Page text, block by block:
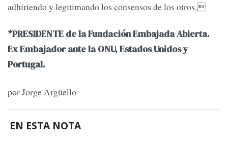
adhiriendo y legitimando los consensos de los otros.
*PRESIDENTE de la Fundación Embajada Abierta.
Ex Embajador ante la ONU, Estados Unidos y
Portugal.
por Jorge Argüello
EN ESTA NOTA